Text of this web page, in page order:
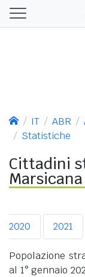
IT ABR
Statistiche
Cittadini
2020 2021
Popolazione
al 1° gennaio